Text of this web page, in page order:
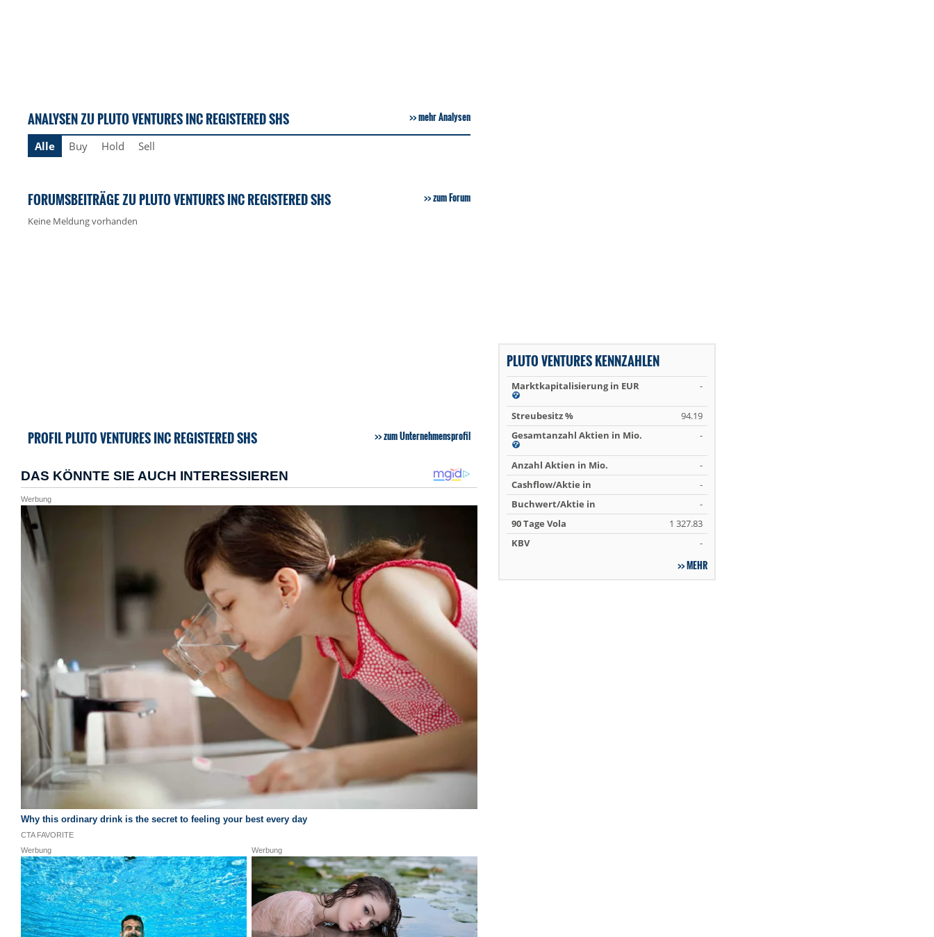
ANALYSEN ZU PLUTO VENTURES INC REGISTERED SHS mehr Analysen
Alle Buy Hold Sell
FORUMSBEITRÄGE ZU PLUTO VENTURES INC REGISTERED SHS zum Forum
Keine Meldung vorhanden
PROFIL PLUTO VENTURES INC REGISTERED SHS zum Unternehmensprofil
PLUTO VENTURES KENNZAHLEN
Marktkapitalisierung in EUR -
Streubesitz %
94.19
Gesamtanzahl Aktien in Mio.
-
Anzahl Aktien in Mio.
-
Cashflow/Aktie in
-
Buchwert/Aktie in
-
90 Tage Vola
1 327.83
KBV
-
MEHR